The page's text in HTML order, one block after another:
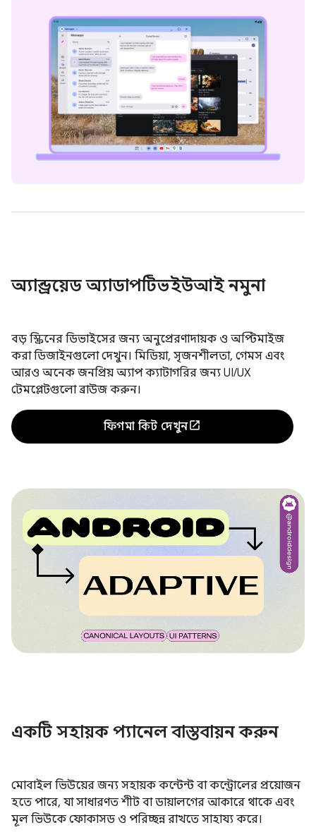
অ্যান্ড্রয়েড অ্যাডাপটিভইউআই নমুনা
বড় স্ক্রিনের ডিভাইসের জন্য অনুপ্রেরণাদায়ক ও অপ্টিমাইজ
করা ডিজাইনগুলো দেখুন। মিডিয়া, সৃজনশীলতা, গেমস এবং
আরও অনেক জনপ্রিয় অ্যাপ ক্যাটাগরির জন্য UI/UX
টেমপ্লেটগুলো ব্রাউজ করুন।
ফিগমা কিট দেখুন
একটি সহায়ক প্যানেল বাস্তবায়ন করুন
মোবাইল ভিউয়ের জন্য সহায়ক কন্টেন্ট বা কন্ট্রোলের প্রয়োজন
হতে পারে, যা সাধারণত শীট বা ডায়ালগের আকারে থাকে এবং
মূল ভিউকে ফোকাসড ও পরিচ্ছন্ন রাখতে সাহায্য করে।